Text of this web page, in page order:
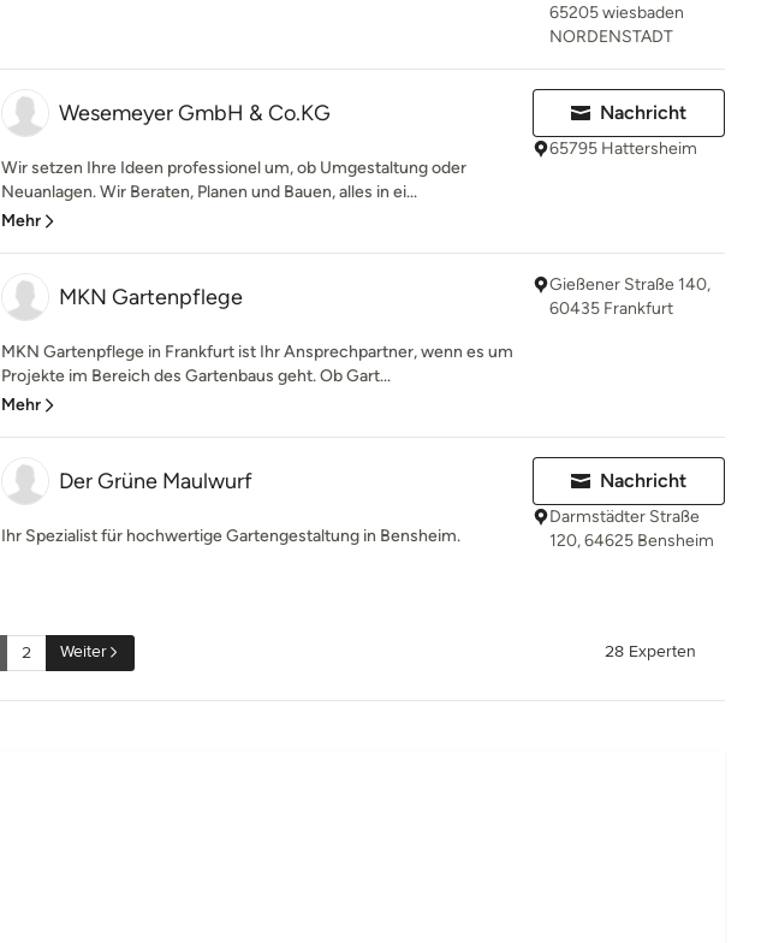
65205 wiesbaden
NORDENSTADT
Wesemeyer GmbH & Co.KG
Wir setzen Ihre Ideen professionel um, ob Umgestaltung oder
Neuanlagen. Wir Beraten, Planen und Bauen, alles in ei...
Mehr
Nachricht
65795 Hattersheim
MKN Gartenpflege
MKN Gartenpflege in Frankfurt ist Ihr Ansprechpartner, wenn es um
Projekte im Bereich des Gartenbaus geht. Ob Gart...
Mehr
Gießener Straße 140,
60435 Frankfurt
Der Grüne Maulwurf
Ihr Spezialist für hochwertige Gartengestaltung in Bensheim.
Nachricht
Darmstädter Straße
120, 64625 Bensheim
2 Weiter 28 Experten